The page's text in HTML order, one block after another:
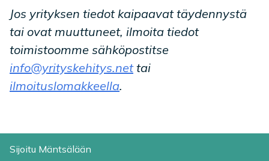
Jos yrityksen tiedot kaipaavat täydennystä
tai ovat muuttuneet, ilmoita tiedot
toimistoomme sähköpostitse
info@yrityskehitys.nettai
ilmoituslomakkeella.
Sijoitu Mäntsälään